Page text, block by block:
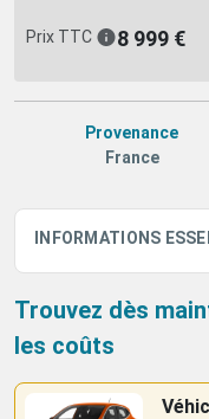
Prix TTC 8 999 €
Provenance
France
INFORMATIONS
Trouvez dès
les coûts